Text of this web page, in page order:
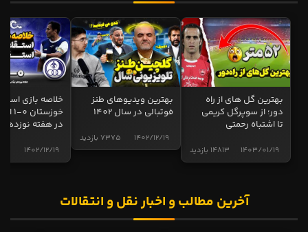
بهترین گل های از راه
دور؛ از سوپرگل کریمی
تا اشتباه رحمتی
14813 بازدید 1403/01/19
بهترین ویدیوهای طنز
فوتبالی در سال 1402
7375 بازدید 1402/12/19
خلاصه بازی
در هفته نوزدهم
1402/12/19
آخرین مطالب و اخبار نقل و انتقالات